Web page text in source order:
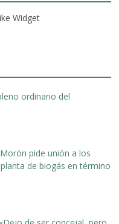
ordinario del
pide unión a los
de biogás en término